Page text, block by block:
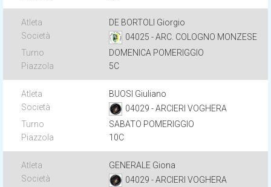
DE BORTOLI Giorgio
04025 - ARC. COLOGNO MONZESE
DOMENICA POMERIGGIO
5C
BUOSI Giuliano
04029 - ARCIERI VOGHERA
SABATO POMERIGGIO
10C
GENERALE Giona
04029 - ARCIERI VOGHERA